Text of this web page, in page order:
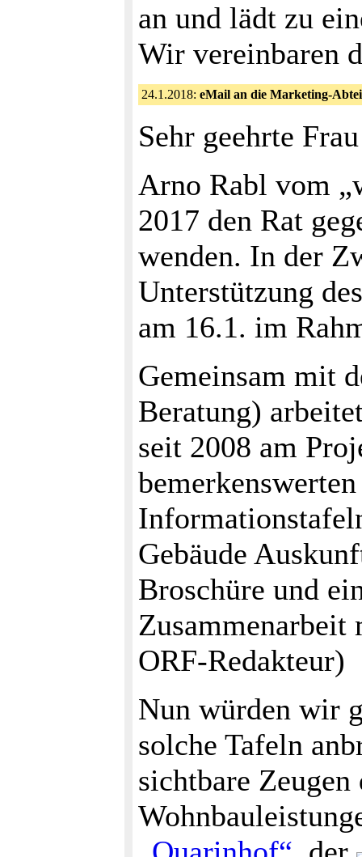
an und lädt zu
Wir vereinbaren
24.1.2018: eMail an die Marketing-
Sehr geehrte
Arno Rabl vom
2017 den Rat
wenden. In der
Unterstützung
am 16.1. im
Gemeinsam mit
Beratung)
seit 2008 am
Gebäude
Broschüre und
ORF-Redakteur)
Nun würden wir
solche Tafeln
sichtbare